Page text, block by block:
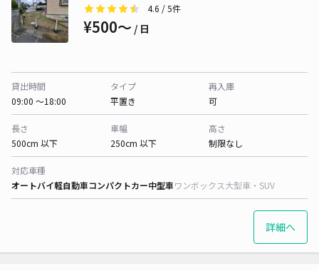
4.6 / 5件
¥500〜 / 日
貸出時間
09:00 〜18:00
タイプ
平置き
再入庫
可
長さ
500cm 以下
車幅
250cm 以下
高さ
制限なし
対応車種
オートバイ軽自動車コンパクトカー中型車ワンボックス大型車・SUV
詳細へ